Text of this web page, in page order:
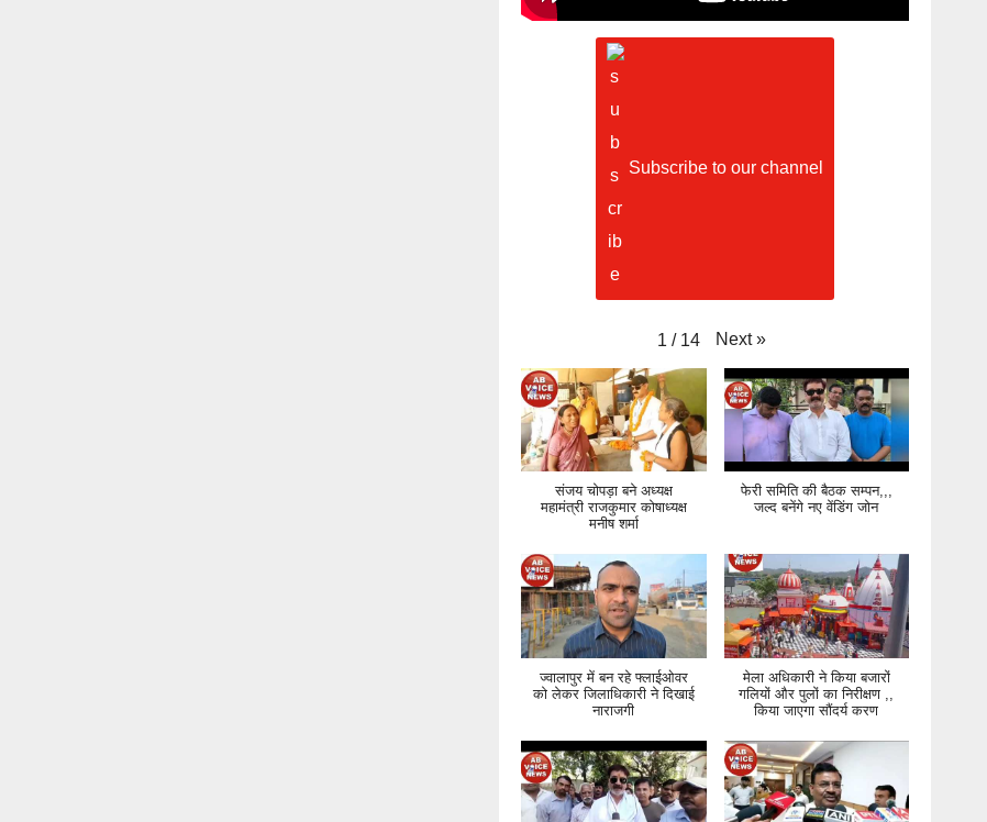
Subscribe to our channel
1 / 14 Next »
संजय चोपड़ा बने अध्यक्ष
महामंत्री राजकुमार कोषाध्यक्ष
मनीष शर्मा
फेरी समिति की बैठक सम्पन,,,
जल्द बनेंगे नए वेंडिंग जोन
ज्वालापुर में बन रहे फ्लाईओवर
को लेकर जिलाधिकारी ने दिखाई
नाराजगी
मेला अधिकारी ने किया बजारों
गलियों और पुलों का निरीक्षण ,,
किया जाएगा सौंदर्य करण